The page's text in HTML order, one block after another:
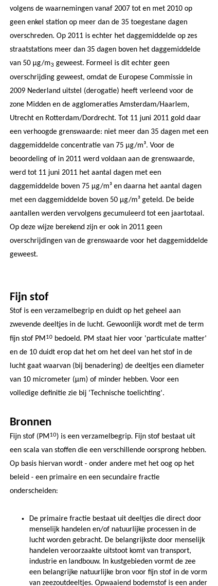
volgens de waarnemingen vanaf 2007 tot en met 2010 op
geen enkel station op meer dan de 35 toegestane dagen
overschreden. Op 2011 is echter het daggemiddelde op zes
straatstations meer dan 35 dagen boven het daggemiddelde
van 50 µg/m3 geweest. Formeel is dit echter geen
overschrijding geweest, omdat de Europese Commissie in
2009 Nederland uitstel (derogatie) heeft verleend voor de
zone Midden en de agglomeraties Amsterdam/Haarlem,
Utrecht en Rotterdam/Dordrecht. Tot 11 juni 2011 gold daar
een verhoogde grenswaarde: niet meer dan 35 dagen met een
daggemiddelde concentratie van 75 µg/m³. Voor de
beoordeling of in 2011 werd voldaan aan de grenswaarde,
werd tot 11 juni 2011 het aantal dagen met een
daggemiddelde boven 75 µg/m³ en daarna het aantal dagen
met een daggemiddelde boven 50 µg/m³ geteld. De beide
aantallen werden vervolgens gecumuleerd tot een jaartotaal.
Op deze wijze berekend zijn er ook in 2011 geen
overschrijdingen van de grenswaarde voor het daggemiddelde
geweest.
Fijn stof
Stof is een verzamelbegrip en duidt op het geheel aan
zwevende deeltjes in de lucht. Gewoonlijk wordt met de term
fijn stof PM 10 bedoeld. PM staat hier voor 'particulate matter'
en de 10 duidt erop dat het om het deel van het stof in de
lucht gaat waarvan (bij benadering) de deeltjes een diameter
van 10 micrometer (µm) of minder hebben. Voor een
volledige definitie zie bij 'Technische toelichting'.
Bronnen
Fijn stof (PM 10) is een verzamelbegrip. Fijn stof bestaat uit
een scala van stoffen die een verschillende oorsprong hebben.
Op basis hiervan wordt - onder andere met het oog op het
beleid - een primaire en een secundaire fractie
onderscheiden:
De primaire fractie bestaat uit deeltjes die direct door
menselijk handelen en/of natuurlijke processen in de
lucht worden gebracht. De belangrijkste door menselijk
handelen veroorzaakte uitstoot komt van transport,
industrie en landbouw. In kustgebieden vormt de zee
een belangrijke natuurlijke bron voor fijn stof in de vorm
van zeezoutdeeltjes. Opwaaiend bodemstof is een ander